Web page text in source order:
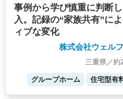
事例から学び慎重に判断
入。記録の“家族共有”に
ィブな変化
株式会社ウェル
三重県／約
グループホーム 住宅型有